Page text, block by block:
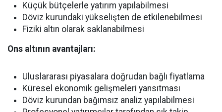
Küçük bütçelerle yatırım yapılabilmesi
Döviz kurundaki yükselişten de etkilenebilmesi
Fiziki altın olarak saklanabilmesi
Ons altının avantajları:
Uluslararası piyasalara doğrudan bağlı fiyatlama
Küresel ekonomik gelişmeleri yansıtması
Döviz kurundan bağımsız analiz yapılabilmesi